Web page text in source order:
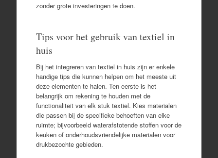
zonder grote investeringen te doen.
Tips voor het gebruik van textiel in
huis
Bij het integreren van textiel in huis zijn er enkele
handige tips die kunnen helpen om het meeste uit
deze elementen te halen. Ten eerste is het
belangrijk om rekening te houden met de
functionaliteit van elk stuk textiel. Kies materialen
die passen bij de specifieke behoeften van elke
ruimte; bijvoorbeeld waterafstotende stoffen voor de
keuken of onderhoudsvriendelijke materialen voor
drukbezochte gebieden.